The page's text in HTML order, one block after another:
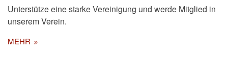
Unterstütze eine starke Vereinigung und werde Mitglied in
unserem Verein.
MEHR